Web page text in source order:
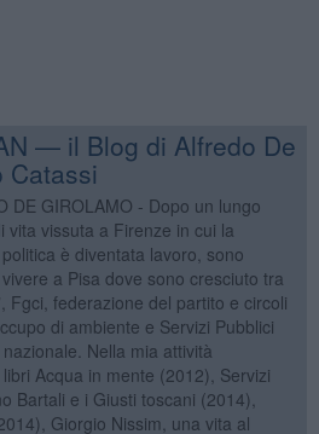
— il Blog di Alfredo De
Catassi
DE GIROLAMO - Dopo un lungo
vita vissuta a Firenze in cui la
è diventata lavoro, sono
a Pisa dove sono cresciuto tra
Fgci, federazione del partito e circoli
di ambiente e Servizi Pubblici
Nella mia attività
Acqua in mente (2012), Servizi
Bartali e i Giusti toscani (2014),
Giorgio Nissim, una vita al